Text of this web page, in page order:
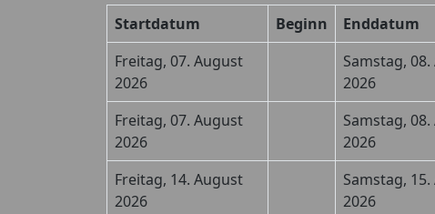
Startdatum Beginn Enddatum
Freitag, 07. August
2026
Samstag,
2026
Freitag, 07. August
2026
Samstag,
2026
Freitag, 14. August
2026
Samstag,
2026